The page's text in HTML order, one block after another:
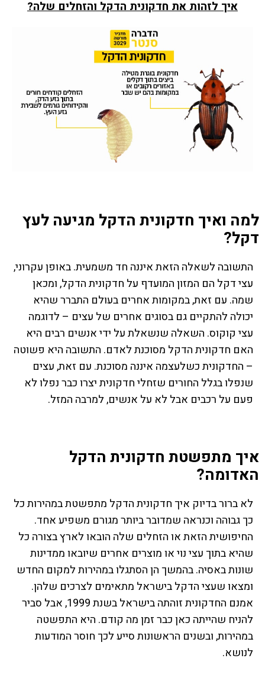
איך לזהות את חדקונית הדקל והזחלים שלה?
למה ואיך חדקונית הדקל מגיעה לעץ
דקל?
התשובה לשאלה הזאת איננה חד משמעית. באופן עקרוני,
עצי דקל הם המזון המועדף על חדקונית הדקל, ומכאן
שמה. עם זאת, במקומות אחרים בעולם התברר שהיא
יכולה להתקיים גם בסוגים אחרים של עצים – לדוגמה
עצי קוקוס. השאלה שנשאלת על ידי אנשים רבים היא
האם חדקונית הדקל מסוכנת לאדם. התשובה היא פשוטה
– החדקונית כשלעצמה איננה מסוכנת. עם זאת, עצים
שנפלו בגלל החורים שזחלי חדקונית יצרו כבר נפלו לא
פעם על רכבים אבל לא על אנשים, למרבה המזל.
איך מתפשטת חדקונית הדקל
האדומה?
לא ברור בדיוק איך חדקונית הדקל מתפשטת במהירות כל
כך גבוהה וכנראה שמדובר ביותר מגורם משפיע אחד.
החיפושית הזאת או הזחלים שלה הובאו לארץ בצורה כל
שהיא בתוך עצי נוי או מוצרים אחרים שיובאו ממדינות
שונות באסיה. בהמשך הן הסתגלו במהירות למקום החדש
ומצאו שעצי הדקל בישראל מתאימים לצרכים שלהן.
אמנם החדקונית זוהתה בישראל בשנת 1999, אבל סביר
להניח שהייתה כאן כבר זמן מה קודם. היא התפשטה
במהירות, ובשנים הראשונות סייע לכך חוסר המודעות
לנושא.